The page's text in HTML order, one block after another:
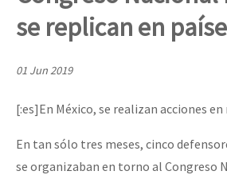
Mundo
AutonomÍa y Resistencia
Megaproyectos
Dia 3 do Encontro “Guerra contra a
Dia 1: Encontro “Guerra contra a
se replican en
01 Jun 2019
[:es]En México, se realizan acciones en
En tan sólo tres meses, cinco
se organizaban en torno al Congreso